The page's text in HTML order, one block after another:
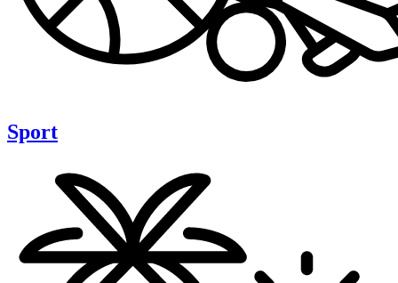
Sport